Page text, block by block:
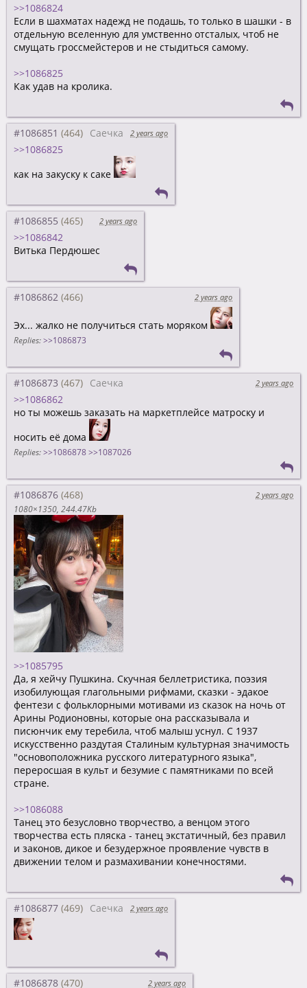
>>1086824
Если в шахматах надежд не подашь, то только в шашки - в
отдельную вселенную для умственно отсталых, чтоб не
смущать гроссмейстеров и не стыдиться самому.
>>1086825
Как удав на кролика.
#1086851 Саечка 2 years ago
>>1086825
как на закуску к саке
#1086855 2 years ago
>>1086842
Витька Пердюшес
#1086862 2 years ago
Эх... жалко не получиться стать моряком
Replies: >>1086873
#1086873 Саечка 2 years ago
>>1086862
но ты можешь заказать на маркетплейсе матроску и
носить её дома
Replies: >>1086878 >>1087026
#1086876
2 years ago
1080×1350 244.47Kb
>>1085795
Да, я хейчу Пушкина. Скучная беллетристика, поэзия
изобилующая глагольными рифмами, сказки - эдакое
фентези с фольклорными мотивами из сказок на ночь от
Арины Родионовны, которые она рассказывала и
писюнчик ему теребила, чтоб малыш уснул. С 1937
искусственно раздутая Сталиным культурная значимость
"основоположника русского литературного языка",
переросшая в культ и безумие с памятниками по всей
стране.
>>1086088
Танец это безусловно творчество, а венцом этого
творчества есть пляска - танец экстатичный, без правил
и законов, дикое и безудержное проявление чувств в
движении телом и размахивании конечностями.
#1086877 Саечка 2 years ago
#1086878 2 years ago